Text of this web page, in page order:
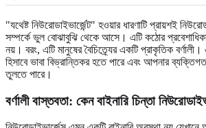
"যথেষ্ট নিউরোডাইভার্জেন্ট" হওয়ার ধারণাটি প্রায়শই
সম্পর্কে ভুল বোঝাবুঝি থেকে আসে। এটি কঠোর
নয়। বরং, এটি মানুষের বৈচিত্র্যের একটি প্রাকৃতিক
হিসাবে ভাবা বিভ্রান্তিকর হতে পারে এবং আপনার
তুলতে পারে।
বর্ণালী বাস্তবতা: কেন বাইনারি চিন্তা